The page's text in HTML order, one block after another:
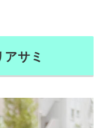
サミ